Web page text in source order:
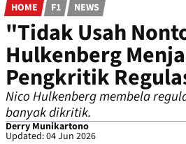
HOME F1 NEWS
"Tidak Usah
Hulkenberg
Pengkritik
Nico Hulkenberg membela
banyak dikritik.
Derry Munikartono
Updated: 04 Jun 2026